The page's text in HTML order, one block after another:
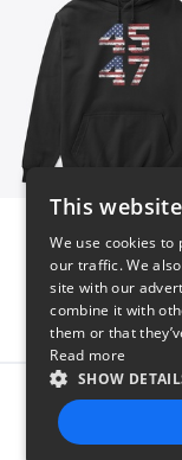
$40
This
We use cookies to
our traffic. We
site with our
combine it with
them or that
Read more
SHOW